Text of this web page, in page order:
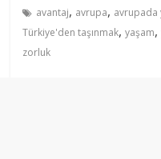
avantaj, avrupa, avrupada
Türkiye'den taşınmak,yaşam,
zorluk